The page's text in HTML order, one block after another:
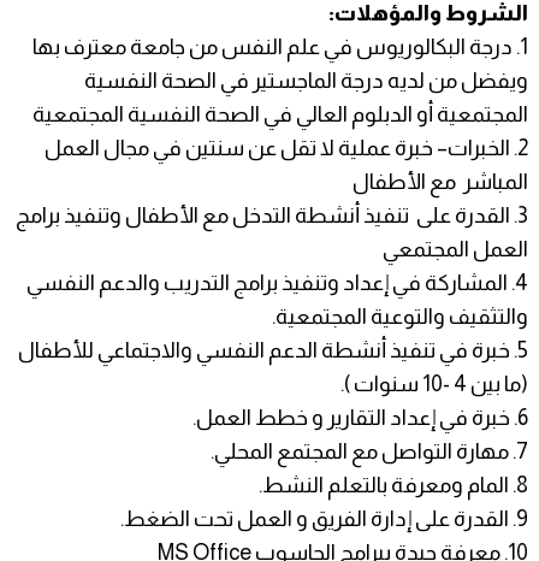
الشروط والمؤهلات:
1. درجة البكالوريوس في علم النفس من جامعة معترف بها
ويفضل من لديه درجة الماجستير في الصحة النفسية
المجتمعية أو الدبلوم العالي في الصحة النفسية المجتمعية
2. الخبرات– خبرة عملية لا تقل عن سنتين في مجال العمل
المباشر مع الأطفال
3. القدرة على تنفيذ أنشطة التدخل مع الأطفال وتنفيذ برامج
العمل المجتمعي
4. المشاركة في إعداد وتنفيذ برامج التدريب والدعم النفسي
والتثقيف والتوعية المجتمعية.
5. خبرة في تنفيذ أنشطة الدعم النفسي والاجتماعي للأطفال
(ما بين 4 -10 سنوات ).
6. خبرة في إعداد التقارير و خطط العمل.
7. مهارة التواصل مع المجتمع المحلي.
8. المام ومعرفة بالتعلم النشط.
9. القدرة على إدارة الفريق و العمل تحت الضغط.
10. معرفة جيدة ببرامج الحاسوب MS Office